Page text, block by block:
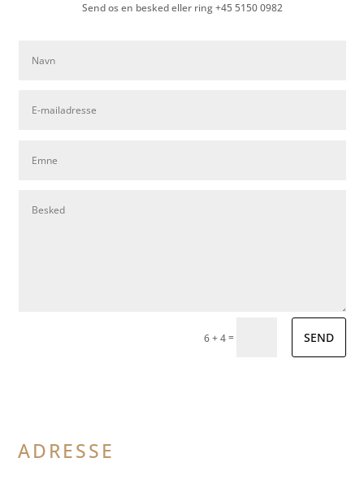
Send os en besked eller ring +45 5150 0982
6 + 4= SEND
ADRESSE